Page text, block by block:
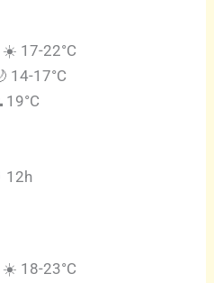
☀️ 17-22°C
14-17°C
19°C
12h
☀️ 18-23°C